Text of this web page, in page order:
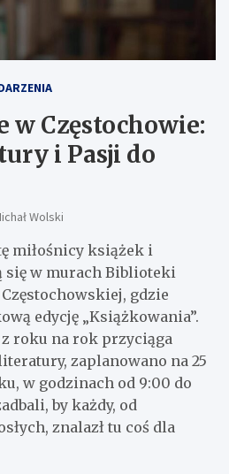
w Częstochowie:
i Pasji do
Wolski
miłośnicy książek i
się w murach Biblioteki
gdzie
edycję „Książkowania”.
roku na rok przyciąga
zaplanowano na 25
w godzinach od 9:00 do
by każdy, od
znalazł tu coś dla